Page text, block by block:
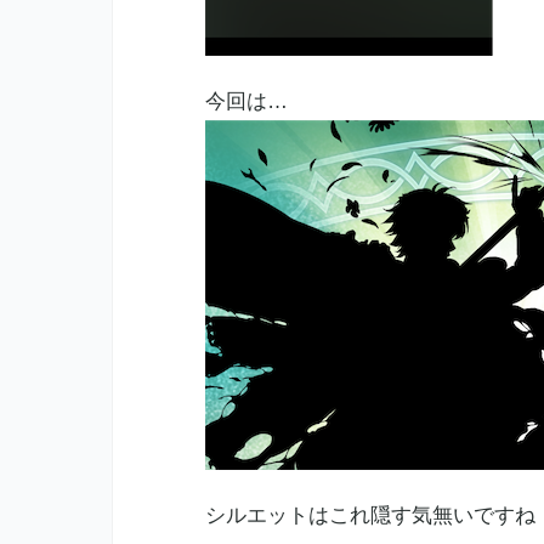
今回は…
シルエットはこれ隠す気無いですね